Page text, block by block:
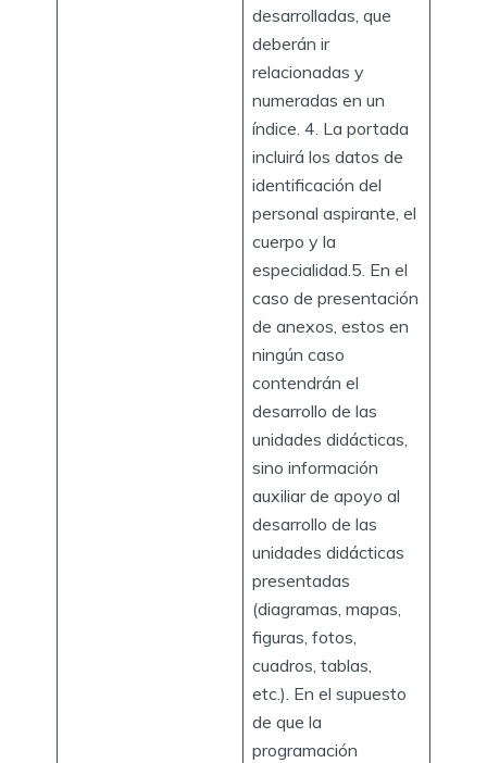
desarrolladas, que
deberán ir
relacionadas y
numeradas en un
índice. 4. La portada
incluirá los datos de
identificación del
personal aspirante, el
cuerpo y la
especialidad.5. En el
caso de presentación
de anexos, estos en
ningún caso
contendrán el
desarrollo de las
unidades didácticas,
sino información
auxiliar de apoyo al
desarrollo de las
unidades didácticas
presentadas
(diagramas, mapas,
figuras, fotos,
cuadros, tablas,
etc.). En el supuesto
de que la
programación